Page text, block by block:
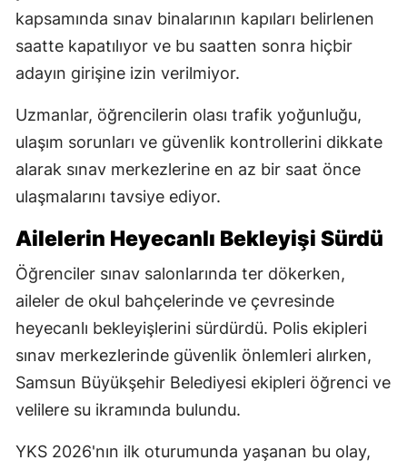
kapsamında sınav binalarının kapıları belirlenen
saatte kapatılıyor ve bu saatten sonra hiçbir
adayın girişine izin verilmiyor.
Uzmanlar, öğrencilerin olası trafik yoğunluğu,
ulaşım sorunları ve güvenlik kontrollerini dikkate
alarak sınav merkezlerine en az bir saat önce
ulaşmalarını tavsiye ediyor.
Ailelerin Heyecanlı Bekleyişi Sürdü
Öğrenciler sınav salonlarında ter dökerken,
aileler de okul bahçelerinde ve çevresinde
heyecanlı bekleyişlerini sürdürdü. Polis ekipleri
sınav merkezlerinde güvenlik önlemleri alırken,
Samsun Büyükşehir Belediyesi ekipleri öğrenci ve
velilere su ikramında bulundu.
YKS 2026'nın ilk oturumunda yaşanan bu olay,